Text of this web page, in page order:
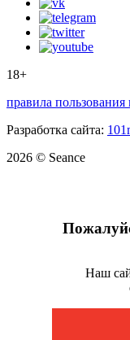
18+
правила
Разработка сайта:
2026 © Seance
Наш